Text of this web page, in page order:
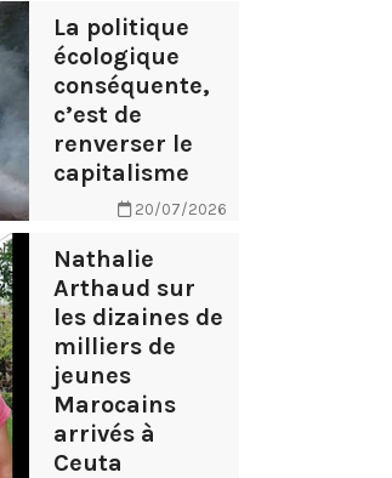
La politique
écologique
conséquente,
c’est de
renverser le
capitalisme
20/07/2026
Nathalie
Arthaud sur
les dizaines de
milliers de
jeunes
Marocains
arrivés à
Ceuta